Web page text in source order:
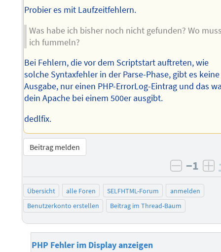
Probier es mit Laufzeitfehlern.
Was habe ich bisher noch nicht gefunden? Wo
ich fummeln?
Bei Fehlern, die vor dem Scriptstart auftreten, wie
solche Syntaxfehler in der Parse-Phase, gibt es keine
Ausgabe, nur einen PHP-ErrorLog-Eintrag und das
dein Apache bei einem 500er ausgibt.
dedlfix.
Beitrag melden
negativ
−1
Übersicht alle Foren SELFHTML-Forum
anmelden
Benutzerkonto erstellen
Beitrag im Thread-Baum
PHP Fehler im Display anzeigen